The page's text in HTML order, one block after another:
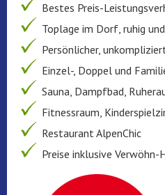
Bestes Preis-
Toplage im Dorf, ruhig
Persönlicher,
Einzel-, Doppel und
Sauna, Dampfbad,
Fitnessraum,
Restaurant AlpenChic
Preise inklusive Verwöhn-